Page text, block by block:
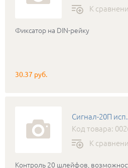
К
Фиксатор на DIN-рейку
30.37 руб.
Сигнал-20П
Код товара:
К
Контроль 20 шлейфов,